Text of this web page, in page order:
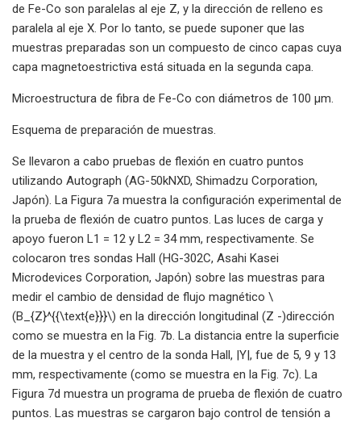
de Fe-Co son paralelas al eje Z, y la dirección de relleno es
paralela al eje X. Por lo tanto, se puede suponer que las
muestras preparadas son un compuesto de cinco capas cuya
capa magnetoestrictiva está situada en la segunda capa.
Microestructura de fibra de Fe-Co con diámetros de 100 μm.
Esquema de preparación de muestras.
Se llevaron a cabo pruebas de flexión en cuatro puntos
utilizando Autograph (AG-50kNXD, Shimadzu Corporation,
Japón). La Figura 7a muestra la configuración experimental de
la prueba de flexión de cuatro puntos. Las luces de carga y
apoyo fueron L1 = 12 y L2 = 34 mm, respectivamente. Se
colocaron tres sondas Hall (HG-302C, Asahi Kasei
Microdevices Corporation, Japón) sobre las muestras para
medir el cambio de densidad de flujo magnético \
(B_{Z}^{{\text{e}}}\) en la dirección longitudinal (Z -)dirección
como se muestra en la Fig. 7b. La distancia entre la superficie
de la muestra y el centro de la sonda Hall, |Y|, fue de 5, 9 y 13
mm, respectivamente (como se muestra en la Fig. 7c). La
Figura 7d muestra un programa de prueba de flexión de cuatro
puntos. Las muestras se cargaron bajo control de tensión a